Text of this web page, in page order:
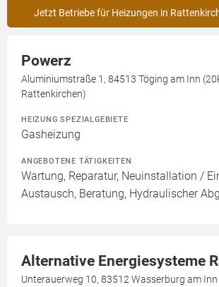
Jetzt Betriebe für Heizungen in
Powerz
Aluminiumstraße 1, 84513 Töging am Inn
Rattenkirchen)
HEIZUNG SPEZIALGEBIETE
Gasheizung
ANGEBOTENE TÄTIGKEITEN
Wartung, Reparatur, Neuinstallation /
Austausch, Beratung, Hydraulischer
Alternative Energiesysteme
Unterauerweg 10, 83512 Wasserburg am